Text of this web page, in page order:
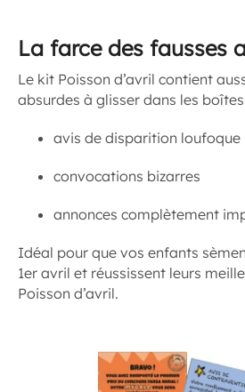
La farce des fausses
Le kit Poisson d’avril contient
absurdes à glisser dans les
avis de disparition loufoque
convocations bizarres
annonces complètement
Idéal pour que vos enfants
1er avril et réussissent leurs
Poisson d’avril.